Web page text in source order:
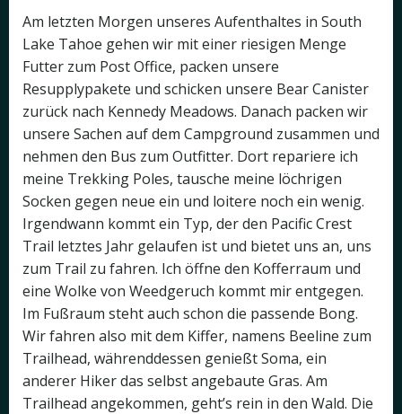
Am letzten Morgen unseres Aufenthaltes in South
Lake Tahoe gehen wir mit einer riesigen Menge
Futter zum Post Office, packen unsere
Resupplypakete und schicken unsere Bear Canister
zurück nach Kennedy Meadows. Danach packen wir
unsere Sachen auf dem Campground zusammen und
nehmen den Bus zum Outfitter. Dort repariere ich
meine Trekking Poles, tausche meine löchrigen
Socken gegen neue ein und loitere noch ein wenig.
Irgendwann kommt ein Typ, der den Pacific Crest
Trail letztes Jahr gelaufen ist und bietet uns an, uns
zum Trail zu fahren. Ich öffne den Kofferraum und
eine Wolke von Weedgeruch kommt mir entgegen.
Im Fußraum steht auch schon die passende Bong.
Wir fahren also mit dem Kiffer, namens Beeline zum
Trailhead, währenddessen genießt Soma, ein
anderer Hiker das selbst angebaute Gras. Am
Trailhead angekommen, geht’s rein in den Wald. Die